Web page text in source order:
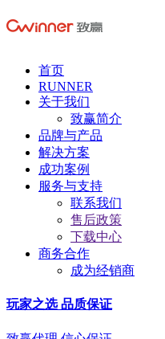
首页
RUNNER
关于我们
致赢简介
品牌与产品
解决方案
成功案例
服务与支持
联系我们
售后政策
下载中心
商务合作
成为经销商
玩家之选 品质保证